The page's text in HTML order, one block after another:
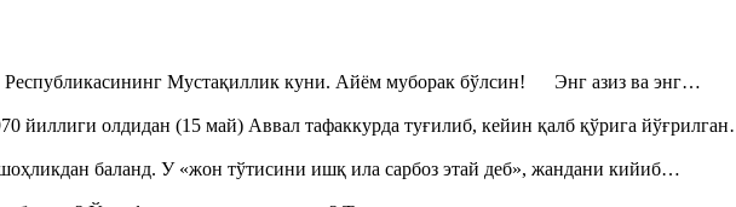
Республикасининг Мустақиллик куни. Айём муборак бўлсин! Энг азиз ва энг…
йиллиги олдидан (15 май) Аввал тафаккурда туғилиб, кейин қалб қўрига
баланд. У «жон тўтисини ишқ ила сарбоз этай деб», жандани кийиб…